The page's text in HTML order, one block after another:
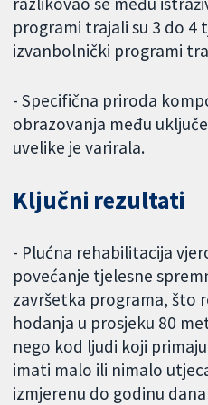
programi trajali su 3 do 4
izvanbolnički programi
- Specifična priroda
obrazovanja među
uvelike je varirala.
Ključni rezultati
- Plućna rehabilitacija
povećanje tjelesne
završetka programa, što
hodanja u prosjeku 80
nego kod ljudi koji
imati malo ili nimalo
izmjerenu do godinu